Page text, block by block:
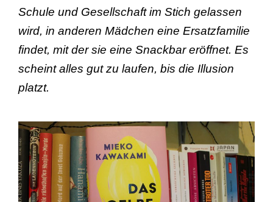
Schule und Gesellschaft im Stich gelassen
wird, in anderen Mädchen eine Ersatzfamilie
findet, mit der sie eine Snackbar eröffnet. Es
scheint alles gut zu laufen, bis die Illusion
platzt.